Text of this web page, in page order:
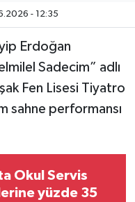
- 12:35
Erdoğan
Sadecim” adlı
Fen Lisesi Tiyatro
sahne performansı
Okul Servis
yüzde 35